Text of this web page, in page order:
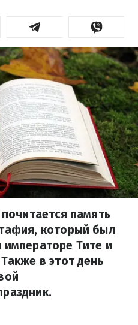
память
который был
Тите и
в этот день